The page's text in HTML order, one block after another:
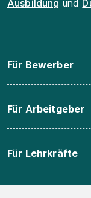
Ausbildung und
Für Bewerber
Für Arbeitgeber
Für Lehrkräfte